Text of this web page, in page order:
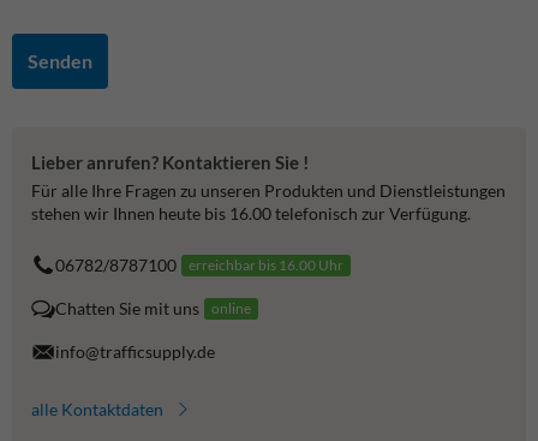
Senden
Lieber anrufen? Kontaktieren Sie !
Für alle Ihre Fragen zu unseren Produkten und Dienstleistungen
stehen wir Ihnen heute bis 16.00 telefonisch zur Verfügung.
06782/8787100 erreichbar bis 16.00 Uhr
Chatten Sie mit uns online
info@trafficsupply.de
alle Kontaktdaten